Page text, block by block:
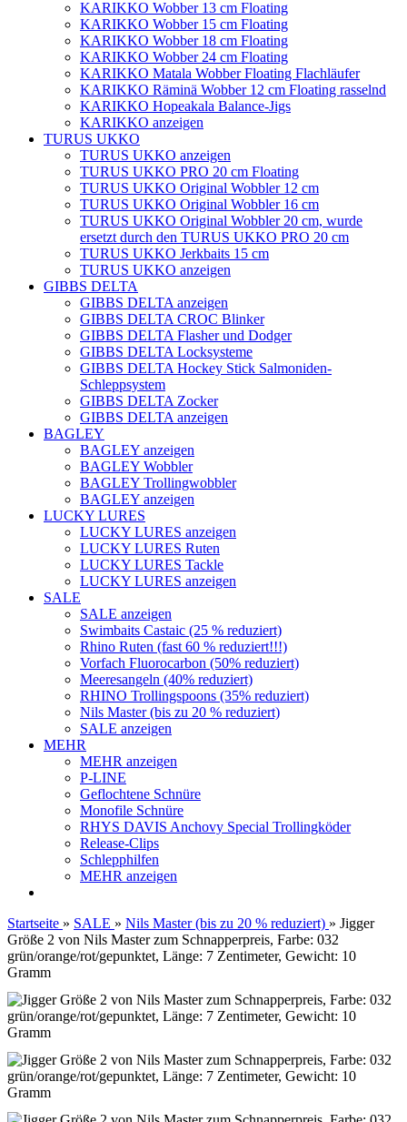
KARIKKO Wobber 13 cm Floating
KARIKKO Wobber 15 cm Floating
KARIKKO Wobber 18 cm Floating
KARIKKO Wobber 24 cm Floating
KARIKKO Matala Wobber Floating Flachläufer
KARIKKO Räminä Wobber 12 cm Floating rasselnd
KARIKKO Hopeakala Balance-Jigs
KARIKKO anzeigen
TURUS UKKO
TURUS UKKO anzeigen
TURUS UKKO PRO 20 cm Floating
TURUS UKKO Original Wobbler 12 cm
TURUS UKKO Original Wobbler 16 cm
TURUS UKKO Original Wobbler 20 cm, wurde
ersetzt durch den TURUS UKKO PRO 20 cm
TURUS UKKO Jerkbaits 15 cm
TURUS UKKO anzeigen
GIBBS DELTA
GIBBS DELTA anzeigen
GIBBS DELTA CROC Blinker
GIBBS DELTA Flasher und Dodger
GIBBS DELTA Locksysteme
GIBBS DELTA Hockey Stick Salmoniden-
Schleppsystem
GIBBS DELTA Zocker
GIBBS DELTA anzeigen
BAGLEY
BAGLEY anzeigen
BAGLEY Wobbler
BAGLEY Trollingwobbler
BAGLEY anzeigen
LUCKY LURES
LUCKY LURES anzeigen
LUCKY LURES Ruten
LUCKY LURES Tackle
LUCKY LURES anzeigen
SALE
SALE anzeigen
Swimbaits Castaic (25 % reduziert)
Rhino Ruten (fast 60 % reduziert!!!)
Vorfach Fluorocarbon (50% reduziert)
Meeresangeln (40% reduziert)
RHINO Trollingspoons (35% reduziert)
Nils Master (bis zu 20 % reduziert)
SALE anzeigen
MEHR
MEHR anzeigen
P-LINE
Geflochtene Schnüre
Monofile Schnüre
RHYS DAVIS Anchovy Special Trollingköder
Release-Clips
Schlepphilfen
MEHR anzeigen
Startseite » SALE » Nils Master (bis zu 20 % reduziert) » Jigger
Größe 2 von Nils Master zum Schnapperpreis, Farbe: 032
grün/orange/rot/gepunktet, Länge: 7 Zentimeter, Gewicht: 10
Gramm